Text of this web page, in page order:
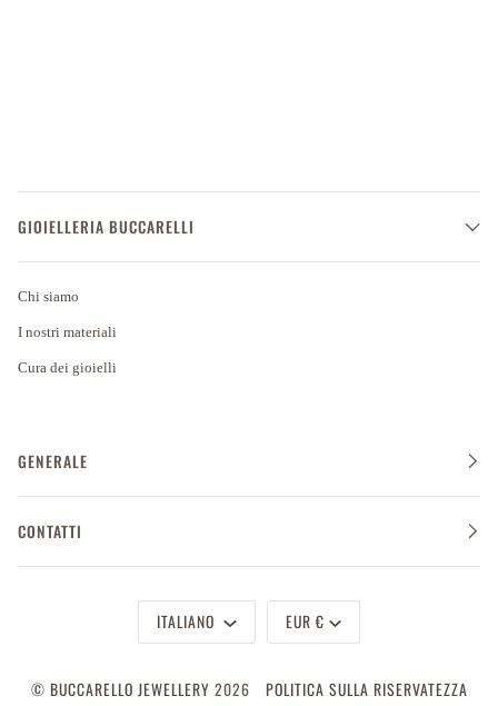
GIOIELLERIA BUCCARELLI
Chi siamo
I nostri materiali
Cura dei gioielli
GENERALE
CONTATTI
Lingua
ITALIANO Valuta
EUR €
© BUCCARELLO JEWELLERY 2026 POLITICA SULLA RISERVATEZZA